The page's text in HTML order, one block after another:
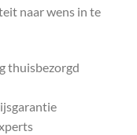
naar wens in te
thuisbezorgd